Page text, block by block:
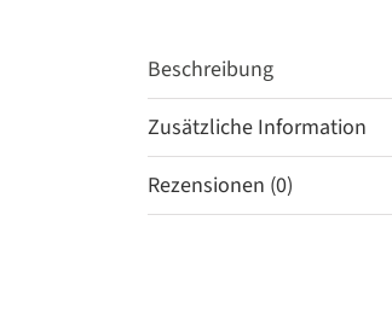
Beschreibung
Zusätzliche Information
Rezensionen (0)